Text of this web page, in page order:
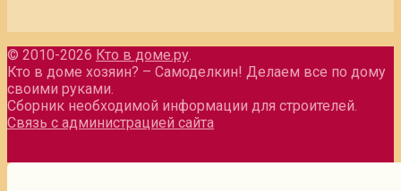
© 2010-2026 Кто в доме.ру.
Кто в доме хозяин? – Самоделкин! Делаем все по дому
своими руками.
Сборник необходимой информации для строителей.
Связь с администрацией сайта